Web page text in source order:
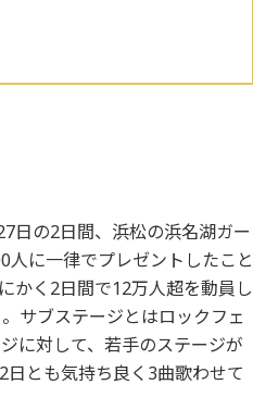
日の2日間、浜松の浜名湖ガー
人に一律でプレゼントしたこと
かく2日間で12万人超を動員し
サブステージとはロックフェ
に対して、若手のステージが
とも気持ち良く3曲歌わせて